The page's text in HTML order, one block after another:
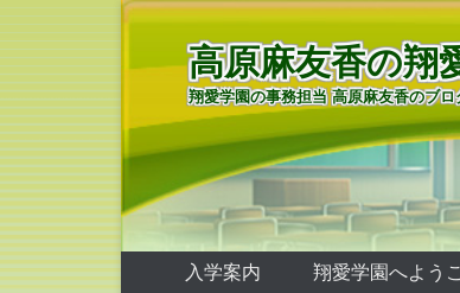
高原麻友香の翔
翔愛学園の事務担当 高原麻友香のブロ
第1メニュー
コンテンツへ移動
入学案内 翔愛学園へよう